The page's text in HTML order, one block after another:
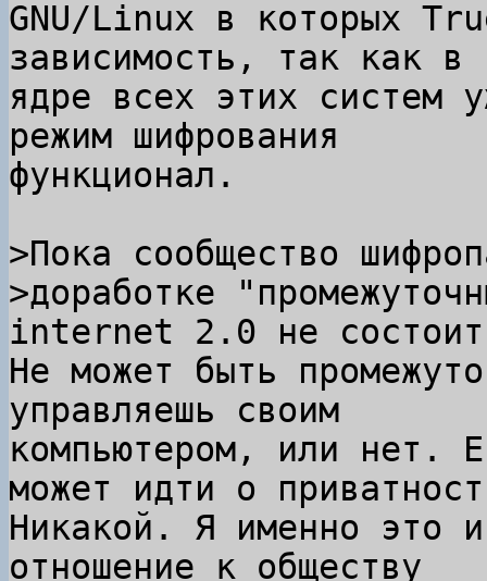
GNU/Linux в которых
зависимость, так как в
ядре всех этих систем
режим шифрования
функционал.
>Пока сообщество
>доработке
Не может быть
управляешь своим
компьютером, или нет.
может идти о
Никакой. Я именно это
отношение к обществу